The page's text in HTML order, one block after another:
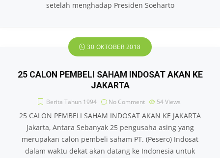
setelah menghadap Presiden Soeharto
30 OKTOBER 2018
25 CALON PEMBELI SAHAM INDOSAT AKAN KE
JAKARTA
Berita Tahun 1994 No Comment 54Views
25 CALON PEMBELI SAHAM INDOSAT AKAN KE JAKARTA
Jakarta, Antara Sebanyak 25 pengusaha asing yang
merupakan calon pembeli saham PT. (Pesero) Indosat
dalam waktu dekat akan datang ke Indonesia untuk